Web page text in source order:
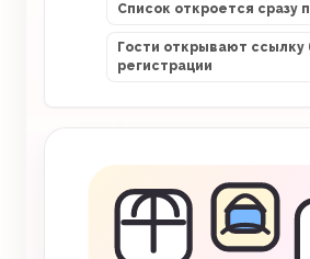
Список откроется сразу
Гости открывают ссылку
регистрации